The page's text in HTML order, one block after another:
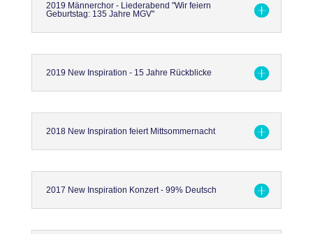
2019 Männerchor - Liederabend "Wir feiern
Geburtstag: 135 Jahre MGV"
2019 New Inspiration - 15 Jahre Rückblicke
2018 New Inspiration feiert Mittsommernacht
2017 New Inspiration Konzert - 99% Deutsch